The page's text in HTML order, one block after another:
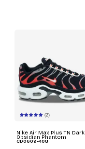
(2)
Nike Air Max Plus TN Dark
Obsidian Phantom
CD0609-408